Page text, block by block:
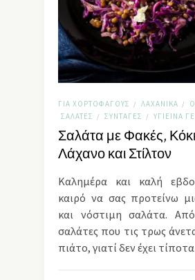
ΓΙΑ ΧΟΡΤΟΦΆΓΟΥΣ / ΛΑΧΑΝΙΚΆ /
ΣΑΛΆΤΕΣ / ΣΥΝΤΑΓΈΣ / ΥΓΙΕΙΝΆ
Σαλάτα με Φακές,
Λάχανο και Στίλτον
Καλημέρα και καλή
καιρό να σας προτείνω
και νόστιμη σαλάτα.
σαλάτες που τις τρως
πιάτο, γιατί δεν έχει